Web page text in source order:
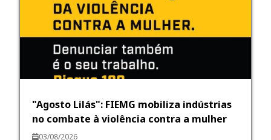
"Agosto Lilás": FIEMG mobiliza indústrias
no combate à violência contra a mulher
03/08/2026